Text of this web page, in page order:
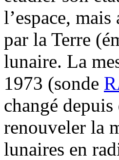
l’espace,
par la Terre
lunaire. La
1973 (sonde
changé
renouveler la
lunaires en